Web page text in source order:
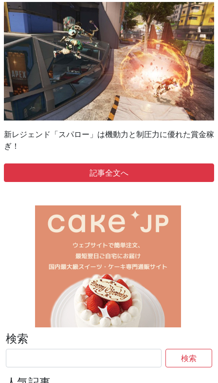
新レジェンド「スパロー」は機動力と制圧力に優れた賞金稼
ぎ！
記事全文へ
検索
検索